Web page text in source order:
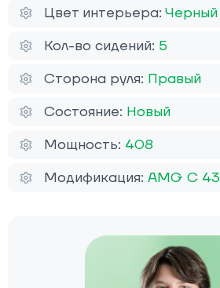
Цвет интерьера: Черный
Кол-во сидений: 5
Сторона руля: Правый
Состояние: Новый
Мощность: 408
Модификация: AMG C 43